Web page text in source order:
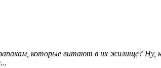
которые витают в их жилище? Ну,